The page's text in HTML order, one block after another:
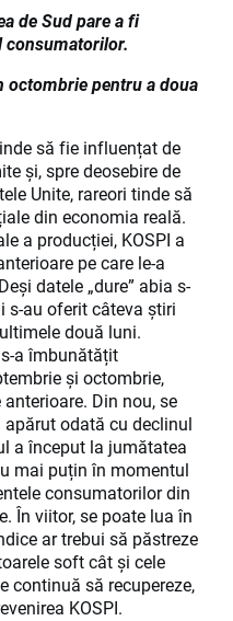
de Sud pare a fi
consumatorilor.
octombrie pentru a doua
să fie influențat de
și, spre deosebire de
Unite, rareori tinde să
din economia reală.
a producției, KOSPI a
pe care le-a
datele „dure” abia s-
s-au oferit câteva știri
două luni.
a îmbunătățit
și octombrie,
Din nou, se
odată cu declinul
a început la jumătatea
mai puțin în momentul
consumatorilor din
În viitor, se poate lua în
ar trebui să păstreze
soft cât și cele
continuă să recupereze,
KOSPI.